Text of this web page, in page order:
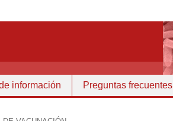
información Preguntas frecuentes